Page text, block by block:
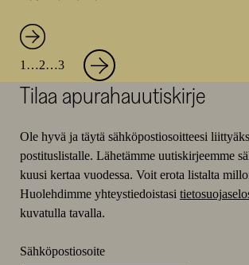
Tiede
&
Taide
-
artikkelien
selaus
Sivu
1 …Sivu
2…Sivu
3
Seuraava
sivu
Tilaa apurahauutiskirje
Ole hyvä ja täytä sähköpostiosoitteesi
postituslistalle. Lähetämme uutiskirjeemme
kuusi kertaa vuodessa. Voit erota listalta
Huolehdimme yhteystiedoistasi
kuvatulla tavalla.
Sähköpostiosoite